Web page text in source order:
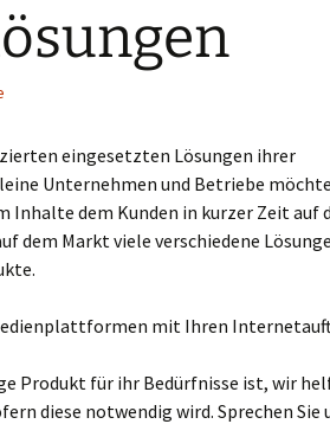
eingesetzten Lösungen ihrer
Unternehmen und Betriebe
Inhalte dem Kunden in kurzer Zeit auf
dem Markt viele verschiedene
mit Ihren
Produkt für ihr Bedürfnisse ist, wir
diese notwendig wird. Sprechen Sie